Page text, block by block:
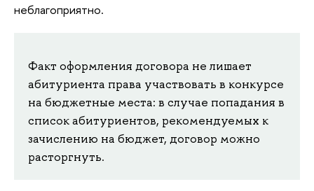
неблагоприятно.
Факт оформления договора не лишает
абитуриента права участвовать в конкурсе
на бюджетные места: в случае попадания в
список абитуриентов, рекомендуемых к
зачислению на бюджет, договор можно
расторгнуть.